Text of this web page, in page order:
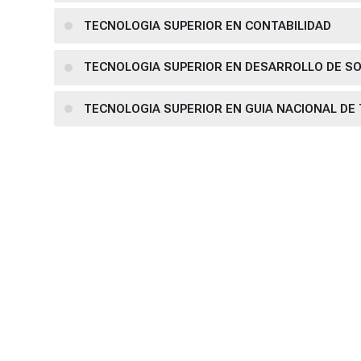
TECNOLOGIA SUPERIOR EN CONTABILIDAD
TECNOLOGIA SUPERIOR EN DESARROLLO DE
TECNOLOGIA SUPERIOR EN GUIA NACIONAL DE